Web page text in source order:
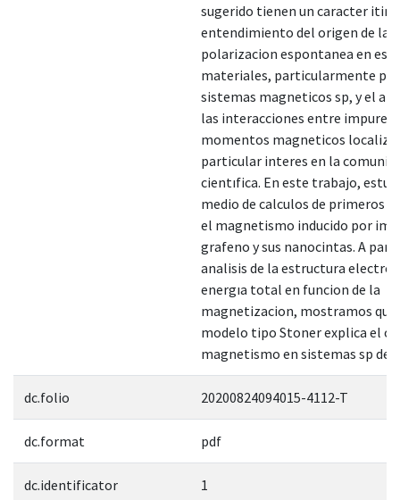
sugerido tienen un caracter
entendimiento del origen de la
polarizacion espontanea en
materiales, particularmente
sistemas magneticos sp, y el
las interacciones entre
momentos magneticos
particular interes en la
cientıfica. En este trabajo,
medio de calculos de primeros
el magnetismo inducido por
grafeno y sus nanocintas. A
analisis de la estructura
energıa total en funcion de la
magnetizacion, mostramos que
modelo tipo Stoner explica el
magnetismo en sistemas sp de
dc.folio 20200824094015-4112-T
dc.format pdf
dc.identificator 1